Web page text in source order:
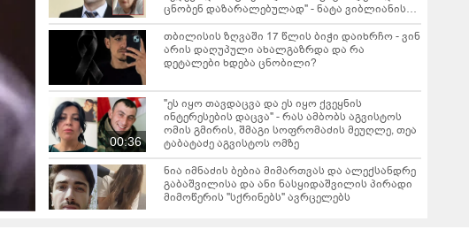
ცნობენ დაზარალებულად" - ნატა ვიბლიანის
საქმესთან დაკავშირებით ტარიელ კაკაბაძე
ინფორმაციას ავრცელებს
თბილისის ზღვაში 17 წლის ბიჭი დაიხრჩო - ვინ
არის დაღუპული ახალგაზრდა და რა
დეტალები ხდება ცნობილი?
00:36
"ეს იყო თავდაცვა და ეს იყო ქვეყნის
ინტერესების დაცვა" - რას ამბობს აგვისტოს
ომის გმირის, შმაგი სოფრომაძის მეუღლე, თეა
ტაბატაძე აგვისტოს ომზე
ნია იმნაძის ბებია მიმართვას და ალექსანდრე
გაბაშვილისა და ანი ნასყიდაშვილის პირადი
მიმოწერის "სქრინებს" ავრცელებს